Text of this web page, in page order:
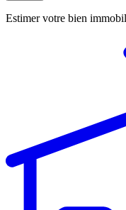
Estimer votre bien